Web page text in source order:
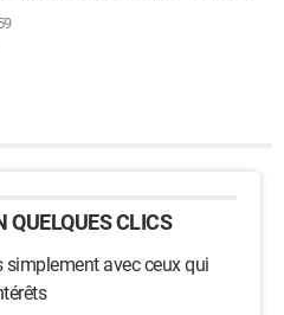
QUELQUES CLICS
simplement avec ceux qui